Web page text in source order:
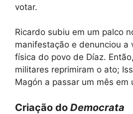
votar.
Ricardo subiu em um palco
manifestação e denunciou a
física do povo de Díaz.
militares reprimiram o ato;
Magón a passar um mês em
Criação do Democrata